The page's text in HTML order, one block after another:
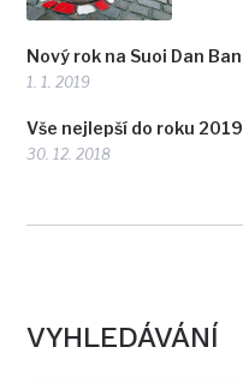
Nový rok na Suoi Dan Ban
1. 1. 2019
Vše nejlepší do roku 2019
30. 12. 2018
VYHLEDÁVÁNÍ